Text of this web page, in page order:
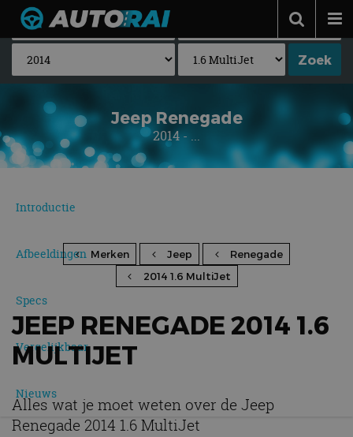
Autonieuws
Podcast
Autotests
Automerken
Adverteren
Contact
Jeep Renegade
2014 - ...
Introductie
Afbeeldingen
Specs
Vergelijkbaar
Nieuws
Merken Jeep
Renegade
2014 1.6 MultiJet
JEEP RENEGADE 2014 1.6
MULTIJET
Alles wat je moet weten over de Jeep
Renegade 2014 1.6 MultiJet